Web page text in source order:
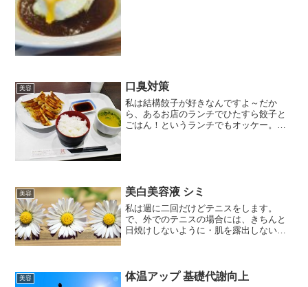
美容 口臭対策
私は結構餃子が好きなんですよ～だか
ら、あるお店のランチでひたすら餃子と
ごはん！というランチでもオッケー。こ
美容 美白美容液 シミ
私は週に二回だけどテニスをします。
で、外でのテニスの場合には、きちんと
日焼けしないように・肌を露出しないよ
になってしまうんですよね・...
美容 体温アップ 基礎代謝向上